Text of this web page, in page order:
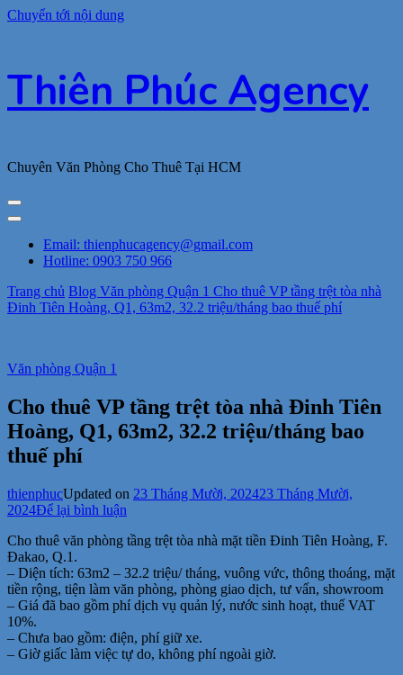
Chuyển tới nội dung
Thiên Phúc Agency
Chuyên Văn Phòng Cho Thuê Tại HCM
Email: thienphucagency@gmail.com
Hotline: 0903 750 966
Trang chủ Blog Văn phòng Quận 1 Cho thuê VP tầng trệt tòa nhà
Đinh Tiên Hoàng, Q1, 63m2, 32.2 triệu/tháng bao thuế phí
Văn phòng Quận 1
Cho thuê VP tầng trệt tòa nhà Đinh Tiên
Hoàng, Q1, 63m2, 32.2 triệu/tháng bao
thuế phí
thienphucUpdated on 23 Tháng Mười, 202423 Tháng Mười,
2024Để lại bình luận
thuê
tầng
trệt
tòa
Đinh
Tiên
Cho thuê văn phòng tầng trệt tòa nhà mặt tiền Đinh Tiên Hoàng, F.
Đakao, Q.1.
– Diện tích: 63m2 – 32.2 triệu/ tháng, vuông vức, thông thoáng, mặt
tiền rộng, tiện làm văn phòng, phòng giao dịch, tư vấn, showroom
– Giá đã bao gồm phí dịch vụ quản lý, nước sinh hoạt, thuế VAT
10%.
– Chưa bao gồm: điện, phí giữ xe.
– Giờ giấc làm việc tự do, không phí ngoài giờ.